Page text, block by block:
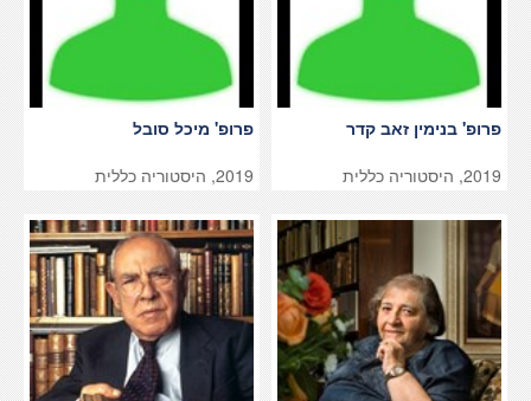
פרופ' בנימין זאב קדר
2019, היסטוריה כללית
פרופ' מיכל סובל
2019, היסטוריה כללית